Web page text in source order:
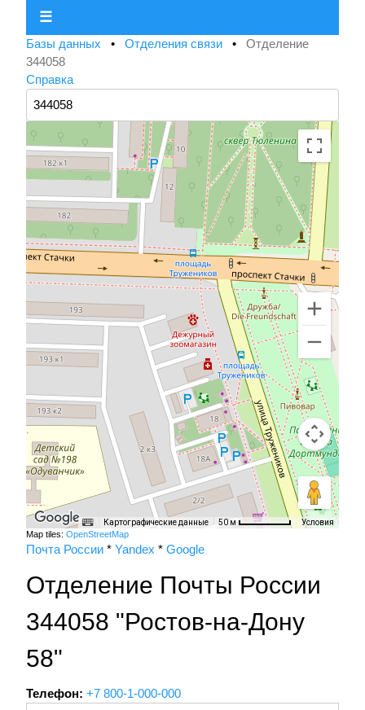
☰
Базы данных • Отделения связи • Отделение
344058
Справка
Картографические данные 50 м Условия
Map tiles: OpenStreetMap
Почта России * Yandex * Google
Отделение Почты России
344058 "Ростов-на-Дону
58"
Телефон: +7 800-1-000-000